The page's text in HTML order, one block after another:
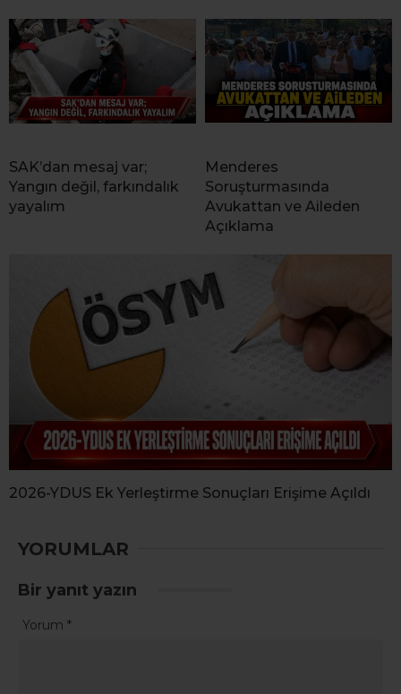
SAK’dan mesaj var;
Yangın değil, farkındalık
yayalım
Menderes
Soruşturmasında
Avukattan ve Aileden
Açıklama
2026-YDUS Ek Yerleştirme Sonuçları Erişime Açıldı
YORUMLAR
Bir yanıt yazın
Yorum *